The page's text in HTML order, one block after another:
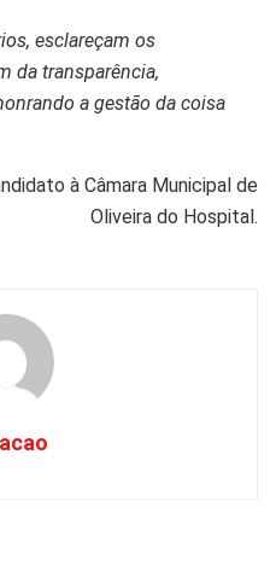
esclareçam os
da transparência,
a gestão da coisa
à Câmara Municipal de
Oliveira do Hospital.